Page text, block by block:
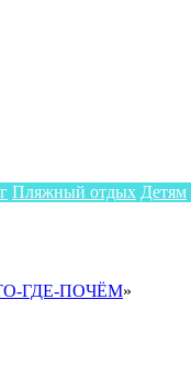
Пляжный отдых Детям
ГДЕ-ПОЧЁМ»